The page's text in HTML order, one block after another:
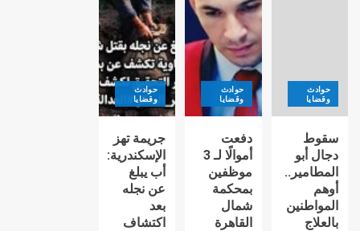
حوادث
وقضايا
سقوط
دجال أبو
المطامير..
أوهم
المواطنين
بالعلاج
حوادث
وقضايا
دفعت
أموالًا لـ 3
موظفين
بمحكمة
شمال
القاهرة
حوادث
وقضايا
جريمة تهز
الإسكندرية:
أب يبلغ
عن نجله
بعد
اكتشاف